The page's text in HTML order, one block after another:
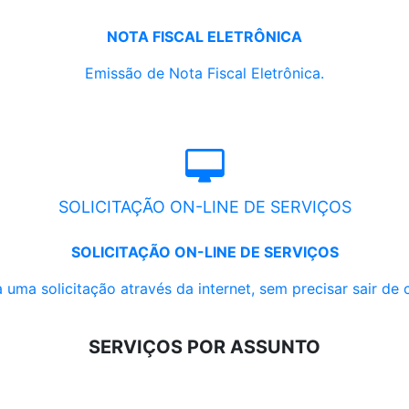
NOTA FISCAL ELETRÔNICA
Emissão de Nota Fiscal Eletrônica.
SOLICITAÇÃO ON-LINE DE SERVIÇOS
SOLICITAÇÃO ON-LINE DE SERVIÇOS
uma solicitação através da internet, sem precisar sair de
SERVIÇOS POR ASSUNTO